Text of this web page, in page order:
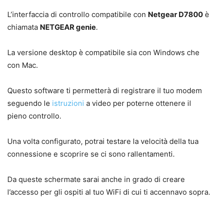
L’interfaccia di controllo compatibile con Netgear D7800 è
chiamata NETGEAR genie.
La versione desktop è compatibile sia con Windows che
con Mac.
Questo software ti permetterà di registrare il tuo modem
seguendo le istruzioni a video per poterne ottenere il
pieno controllo.
Una volta configurato, potrai testare la velocità della tua
connessione e scoprire se ci sono rallentamenti.
Da queste schermate sarai anche in grado di creare
l’accesso per gli ospiti al tuo WiFi di cui ti accennavo sopra.